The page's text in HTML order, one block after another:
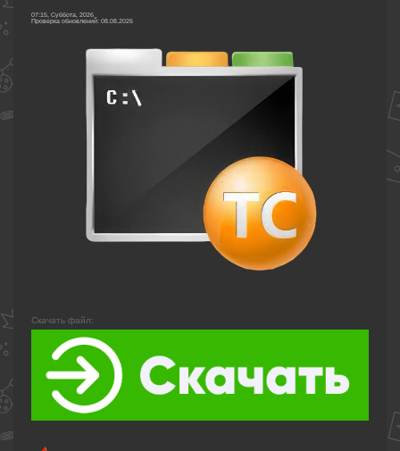
07:15, Суббота, 2026
Проверка обновлений: 08.08.2026
Скачать файл: